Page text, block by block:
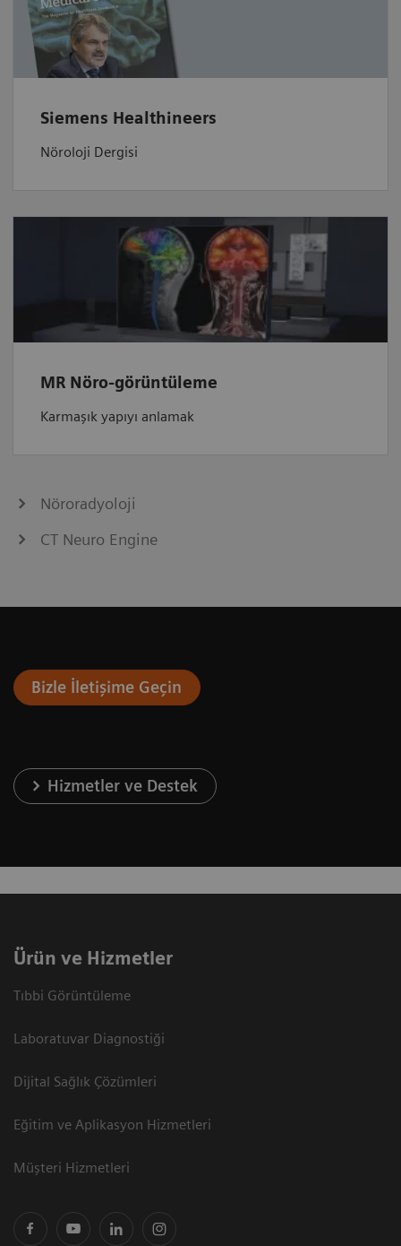
Siemens Healthineers
Nöroloji Dergisi
MR Nöro-görüntüleme
Karmaşık yapıyı anlamak
Nöroradyoloji
CT Neuro Engine
Bizle İletişime Geçin
Hizmetler ve Destek
Ürün ve Hizmetler
Tıbbi Görüntüleme
Laboratuvar Diagnostiği
Dijital Sağlık Çözümleri
Eğitim ve Aplikasyon Hizmetleri
Müşteri Hizmetleri